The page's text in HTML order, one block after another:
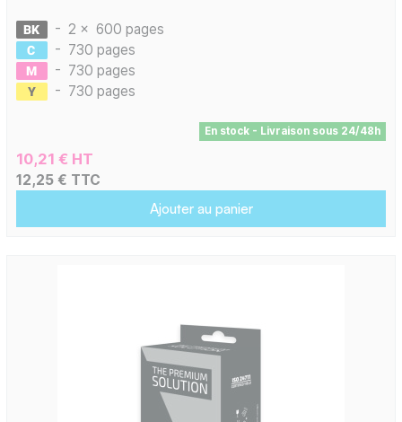
- 2 x 600 pages
- 730 pages
- 730 pages
- 730 pages
En stock - Livraison sous 24/48h
10,21 € HT
12,25 € TTC
Ajouter au panier